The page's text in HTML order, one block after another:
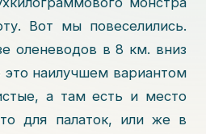
Вот мы повеселились.
оленеводов в 8 км. вниз
наилучшем вариантом
а там есть и место
для палаток, или же в